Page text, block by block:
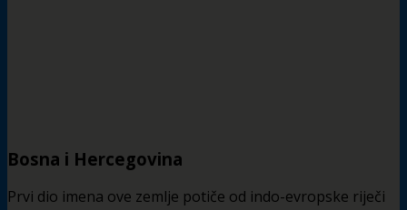
Bosna i Hercegovina
Prvi dio imena ove zemlje potiče od indo-evropske riječi